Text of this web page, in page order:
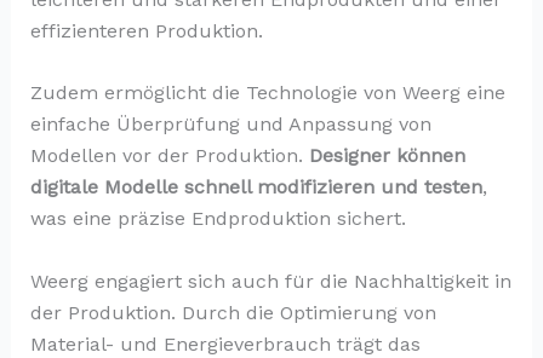
effizienteren Produktion.
Zudem ermöglicht die Technologie von Weerg eine
einfache Überprüfung und Anpassung von
Modellen vor der Produktion. Designer können
digitale Modelle schnell modifizieren und testen,
was eine präzise Endproduktion sichert.
Weerg engagiert sich auch für die Nachhaltigkeit in
der Produktion. Durch die Optimierung von
Material- und Energieverbrauch trägt das